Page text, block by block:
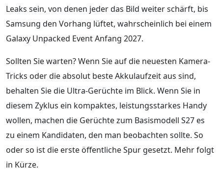
Leaks sein, von denen jeder das Bild weiter schärft, bis
Samsung den Vorhang lüftet, wahrscheinlich bei einem
Galaxy Unpacked Event Anfang 2027.
Sollten Sie warten? Wenn Sie auf die neuesten Kamera-
Tricks oder die absolut beste Akkulaufzeit aus sind,
behalten Sie die Ultra-Gerüchte im Blick. Wenn Sie in
diesem Zyklus ein kompaktes, leistungsstarkes Handy
wollen, machen die Gerüchte zum Basismodell S27 es
zu einem Kandidaten, den man beobachten sollte. So
oder so ist die erste öffentliche Spur gesetzt. Mehr folgt
in Kürze.